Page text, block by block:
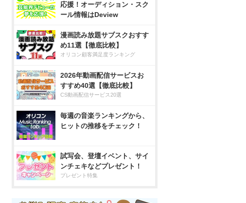
応援！オーディション・スク
ール情報はDeview
漫画読み放題サブスクおすす
め11選【徹底比較】
オリコン顧客満足度ランキング
2026年動画配信サービスお
すすめ40選【徹底比較】
CS動画配信サービス20選
毎週の音楽ランキングから、
ヒットの推移をチェック！
試写会、登壇イベント、サイ
ンチェキなどプレゼント！
プレゼント特集